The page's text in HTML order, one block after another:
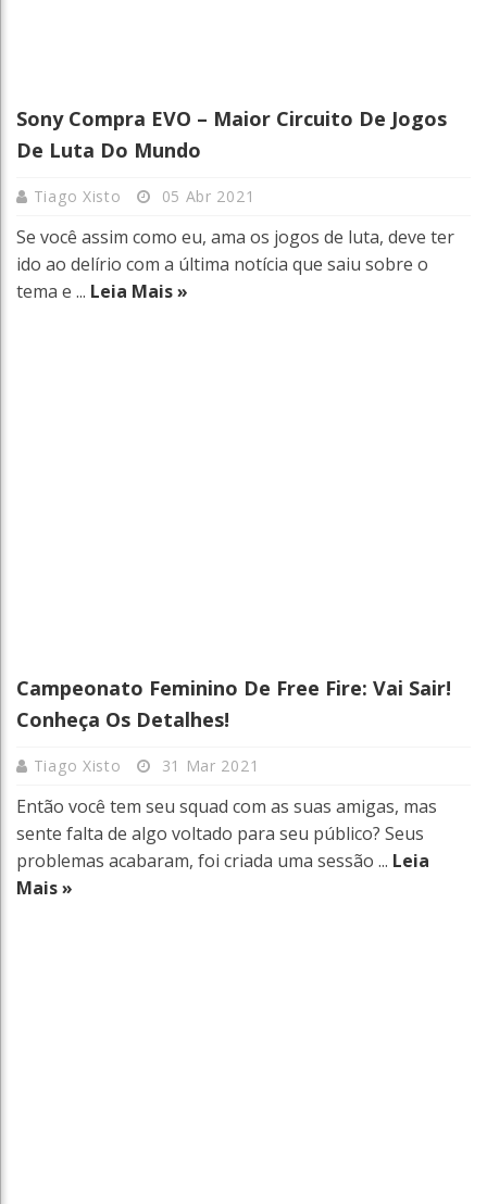
Sony Compra EVO – Maior Circuito De Jogos
De Luta Do Mundo
Tiago Xisto 05 Abr 2021
Se você assim como eu, ama os jogos de luta, deve ter
ido ao delírio com a última notícia que saiu sobre o
tema e ... Leia Mais »
Campeonato Feminino De Free Fire: Vai Sair!
Conheça Os Detalhes!
Tiago Xisto 31 Mar 2021
Então você tem seu squad com as suas amigas, mas
sente falta de algo voltado para seu público? Seus
problemas acabaram, foi criada uma sessão ... Leia
Mais »